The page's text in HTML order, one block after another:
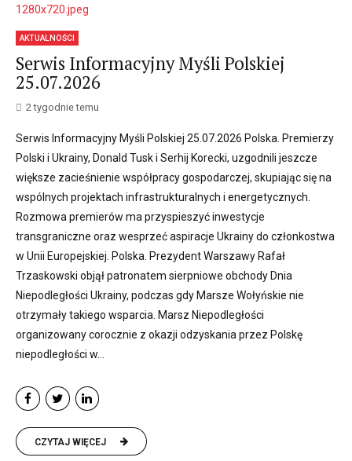
AKTUALNOŚCI
Serwis Informacyjny Myśli Polskiej
25.07.2026
2 tygodnie temu
Serwis Informacyjny Myśli Polskiej 25.07.2026 Polska. Premierzy
Polski i Ukrainy, Donald Tusk i Serhij Korecki, uzgodnili jeszcze
większe zacieśnienie współpracy gospodarczej, skupiając się na
wspólnych projektach infrastrukturalnych i energetycznych.
Rozmowa premierów ma przyspieszyć inwestycje
transgraniczne oraz wesprzeć aspiracje Ukrainy do członkostwa
w Unii Europejskiej. Polska. Prezydent Warszawy Rafał
Trzaskowski objął patronatem sierpniowe obchody Dnia
Niepodległości Ukrainy, podczas gdy Marsze Wołyńskie nie
otrzymały takiego wsparcia. Marsz Niepodległości
organizowany corocznie z okazji odzyskania przez Polskę
niepodległości w...
CZYTAJ WIĘCEJ